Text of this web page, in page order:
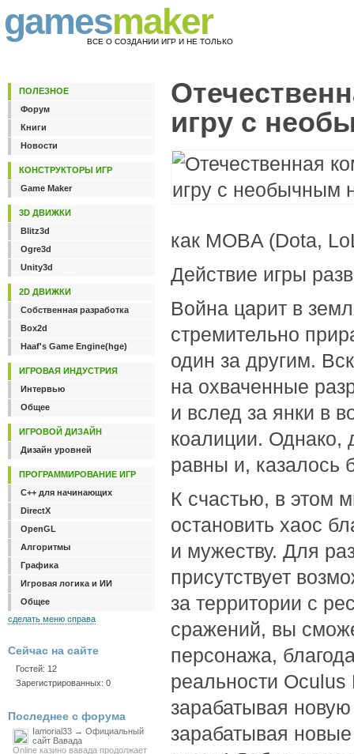
gamesmaker
ВСЕ О СОЗДАНИИ ИГР И НЕ ТОЛЬКО
игру с
как MOBA (Dota,
Действие игры
Война царит в
стремительно
один за другим.
на охваченные
и вслед за янки в
коалиции. Однако,
равны и, казалось
К счастью, в этом
остановить хаос
и мужеству. Для
присутствует
за территории с
сражений, вы
персонажа,
реальности Oculus
зарабатывая
зарабатывая
ПОЛЕЗНОЕ
Форум
Книги
Новости
КОНСТРУКТОРЫ ИГР
Game Maker
3D ДВИЖКИ
Blitz3d
Ogre3d
Unity3d
2D ДВИЖКИ
Собственная разработка
Box2d
Haaf's Game Engine(hge)
ИГРОВАЯ ИНДУСТРИЯ
Интервью
Общее
ИГРОВОЙ ДИЗАЙН
Дизайн уровней
ПРОГРАММИРОВАНИЕ ИГР
C++ для начинающих
DirectX
OpenGL
Алгоритмы
Графика
Игровая логика и ИИ
Общее
сделать меню справа
Сейчас на сайте
Гостей: 12
Зарегистрированных: 0
Последнее с форума
Iamorial33 → Официальный
сайт Вавада
Online казино вавада продолжает